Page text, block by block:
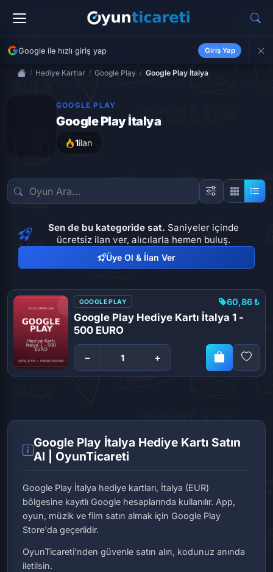
Google ile hızlı giriş yap Giriş Yap
Hediye Kartlar Google Play Google Play İtalya
GOOGLE PLAY
Google Play İtalya
1ilan
Sen de bu kategoride sat. Saniyeler içinde
ücretsiz ilan ver, alıcılarla hemen buluş.
Üye Ol & İlan Ver
GOOGLE PLAY
Google Play Hediye Kartı İtalya 1 -
500 EURO
− +
60,86 ₺
Google Play İtalya Hediye Kartı Satın
Al | OyunTicareti
Google Play İtalya hediye kartları, İtalya (EUR)
bölgesine kayıtlı Google hesaplarında kullanılır. App,
oyun, müzik ve film satın almak için Google Play
Store'da geçerlidir.
OyunTicareti'nden güvenle satın alın, kodunuz anında
iletilsin.